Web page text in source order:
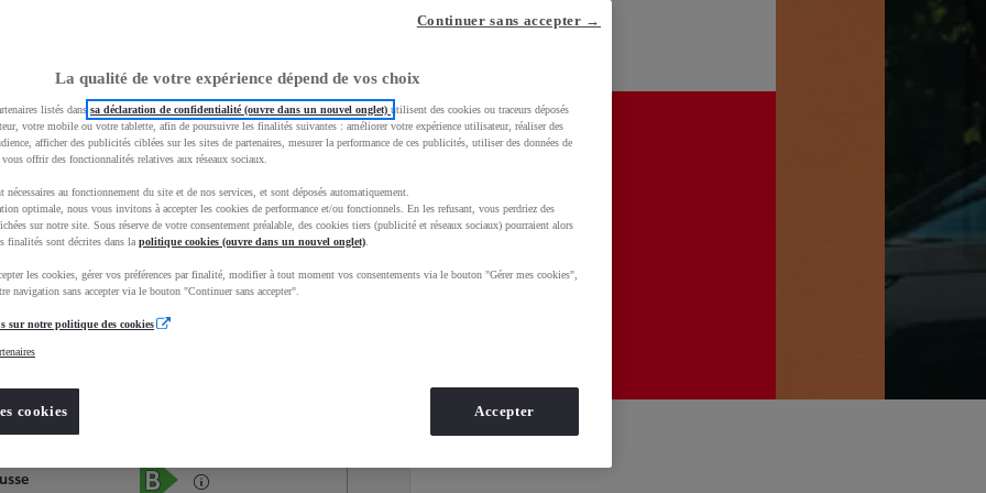
Services Concession
Occasions
La qualité de votre expérience dépend de vos choix
listés dans sa déclaration de confidentialité (ouvre dans un nouvel onglet) utilisent des cookies ou traceurs déposés
votre mobile ou votre tablette, afin de poursuivre les finalités suivantes : améliorer votre expérience utilisateur, réaliser des
afficher des publicités ciblées sur les sites de partenaires, mesurer la performance de ces publicités, utiliser des données de
offrir des fonctionnalités relatives aux réseaux sociaux.
nécessaires au fonctionnement du site et de nos services, et sont déposés automatiquement.
optimale, nous vous invitons à accepter les cookies de performance et/ou fonctionnels. En les refusant, vous perdriez des
sur notre site. Sous réserve de votre consentement préalable, des cookies tiers (publicité et réseaux sociaux) pourraient alors
finalités sont décrites dans la politique cookies (ouvre dans un nouvel onglet)
les cookies, gérer vos préférences par finalité, modifier à tout moment vos consentements via le bouton "Gérer mes cookies",
navigation sans accepter via le bouton "Continuer sans accepter".
sur notre politique des cookies
cookies
Continuer sans accepter →
Accepter